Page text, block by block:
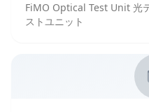
FiMO Optical Test Unit 光
ストユニット